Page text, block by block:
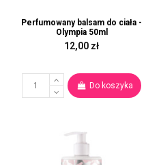
Perfumowany balsam do ciała -
Olympia 50ml
12,00 zł
Do koszyka